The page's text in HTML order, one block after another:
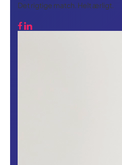
Det rigtige match. Helt ærligt.